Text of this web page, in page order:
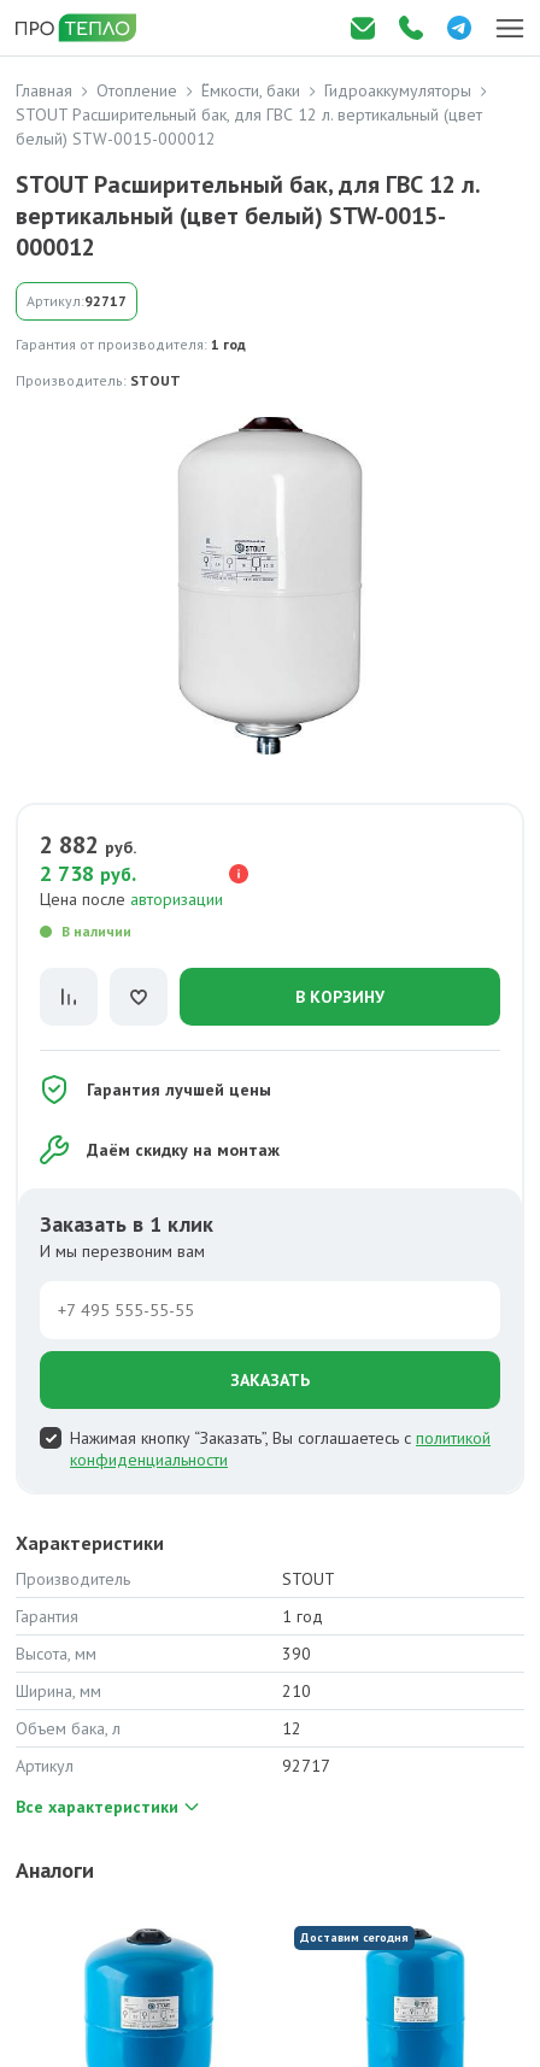
Главная Отопление Ёмкости, баки
Гидроаккумуляторы
STOUT Расширительный бак, для ГВС 12 л. вертикальный (цвет
белый) STW-0015-000012
STOUT Расширительный бак, для ГВС 12 л.
вертикальный (цвет белый) STW-0015-
000012
Артикул:92717
Гарантия от производителя: 1 год
Производитель: STOUT
2 882 руб.
2 738 руб.
Цена после авторизации
В наличии
В КОРЗИНУ
Гарантия лучшей цены
Даём скидку на монтаж
Заказать в 1 клик
И мы перезвоним вам
ЗАКАЗАТЬ
Нажимая кнопку “Заказать”, Вы соглашаетесь с политикой
конфиденциальности
Характеристики
Производитель
STOUT
Гарантия
1 год
Высота, мм
390
Ширина, мм
210
Объем бака, л
12
Артикул
92717
Все характеристики
Аналоги
Доставим сегодня